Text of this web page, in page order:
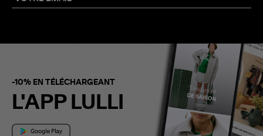
-10% EN TÉLÉCHARGEANT
L'APP LULLI